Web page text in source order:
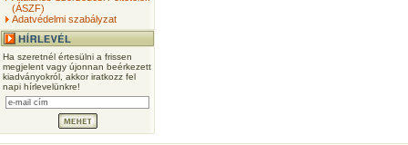
(ÁSZF)
Adatvédelmi szabályzat
Ha szeretnél értesülni a frissen
megjelent vagy újonnan beérkezett
kiadványokról, akkor iratkozz fel
napi hírlevelünkre!